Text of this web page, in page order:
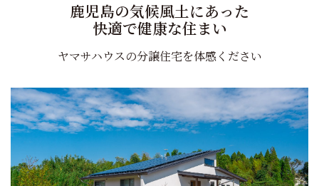
鹿児島の気候風土にあった
快適で健康な住まい
ヤマサハウスの分譲住宅を体感ください